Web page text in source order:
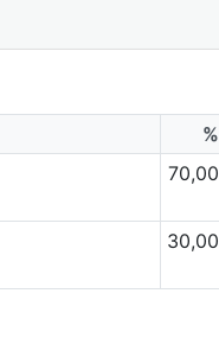
%
70,00
30,00